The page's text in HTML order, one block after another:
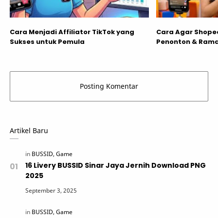
Cara Menjadi Affiliator TikTok yang
Sukses untuk Pemula
Cara Agar
Penonton &
Artikel Baru
16 Livery BUSSID Sinar Jaya Jernih Download PNG
2025